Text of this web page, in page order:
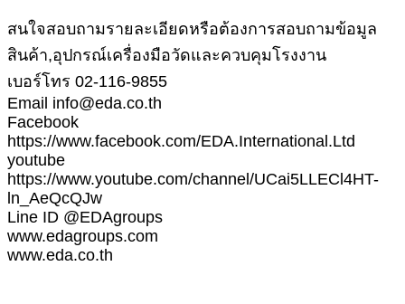
สนใจสอบถามรายละเอียดหรือต้องการสอบถามข้อมูล
สินค้า,อุปกรณ์เครื่องมือวัดและควบคุมโรงงาน
เบอร์โทร 02-116-9855
Email info@eda.co.th
Facebook
https://www.facebook.com/EDA.International.Ltd
youtube
https://www.youtube.com/channel/UCai5LLECl4HT-
ln_AeQcQJw
Line ID @EDAgroups
www.edagroups.com
www.eda.co.th